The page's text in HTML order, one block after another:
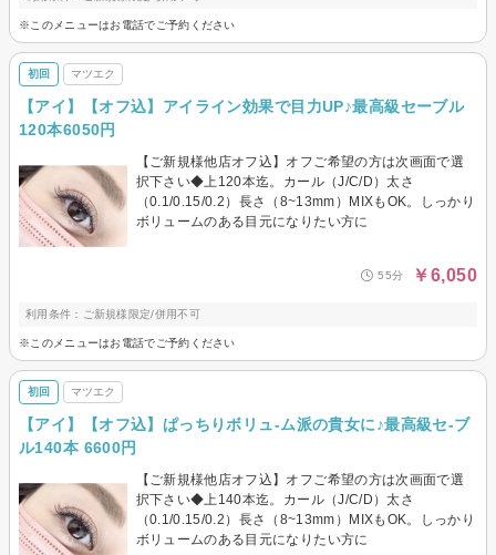
※このメニューはお電話でご予約ください
初回 マツエク
【アイ】【オフ込】アイライン効果で目力UP♪最高級セーブル
120本6050円
【ご新規様他店オフ込】オフご希望の方は次画面で選
択下さい◆上120本迄。カール（J/C/D）太さ
（0.1/0.15/0.2）長さ（8~13mm）MIXもOK。しっかり
ボリュームのある目元になりたい方に
55分 ￥6,050
利用条件：ご新規様限定/併用不可
※このメニューはお電話でご予約ください
初回 マツエク
【アイ】【オフ込】ぱっちりボリュ-ム派の貴女に♪最高級セ-ブ
ル140本 6600円
【ご新規様他店オフ込】オフご希望の方は次画面で選
択下さい◆上140本迄。カール（J/C/D）太さ
（0.1/0.15/0.2）長さ（8~13mm）MIXもOK。しっかり
ボリュームのある目元になりたい方に